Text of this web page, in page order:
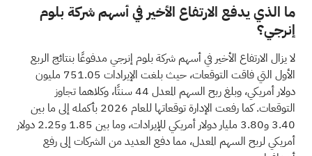
ما الذي يدفع الارتفاع الأخير في أسهم شركة بلوم
إنرجي؟
لا يزال الارتفاع الأخير في أسهم شركة بلوم إنرجي مدفوعًا بنتائج الربع
الأول التي فاقت التوقعات، حيث بلغت الإيرادات 751.05 مليون
دولار أمريكي، وبلغ ربح السهم المعدل 44 سنتًا، وكلاهما تجاوز
التوقعات. كما رفعت الإدارة توقعاتها للعام 2026 بأكمله إلى ما بين
3.40 و3.80 مليار دولار أمريكي للإيرادات، وما بين 1.85 و2.25 دولار
أمريكي لربح السهم المعدل، مما دفع العديد من الشركات إلى رفع